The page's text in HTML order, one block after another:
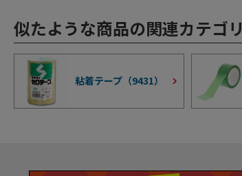
似たような商品の関連カテゴリ
粘着テープ（9431）